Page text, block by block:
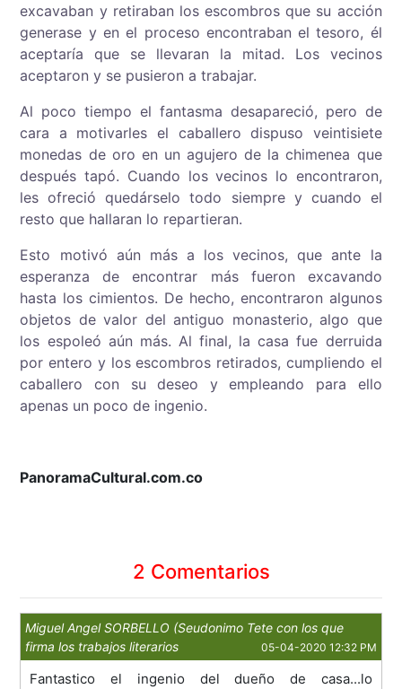
excavaban y retiraban los escombros que su acción
generase y en el proceso encontraban el tesoro, él
aceptaría que se llevaran la mitad. Los vecinos
aceptaron y se pusieron a trabajar.
Al poco tiempo el fantasma desapareció, pero de
cara a motivarles el caballero dispuso veintisiete
monedas de oro en un agujero de la chimenea que
después tapó. Cuando los vecinos lo encontraron,
les ofreció quedárselo todo siempre y cuando el
resto que hallaran lo repartieran.
Esto motivó aún más a los vecinos, que ante la
esperanza de encontrar más fueron excavando
hasta los cimientos. De hecho, encontraron algunos
objetos de valor del antiguo monasterio, algo que
los espoleó aún más. Al final, la casa fue derruida
por entero y los escombros retirados, cumpliendo el
caballero con su deseo y empleando para ello
apenas un poco de ingenio.
PanoramaCultural.com.co
2 Comentarios
Miguel Angel SORBELLO (Seudonimo Tete con los que
firma los trabajos literarios
05-04-2020 12:32 PM
Fantastico el ingenio del dueño de casa...lo